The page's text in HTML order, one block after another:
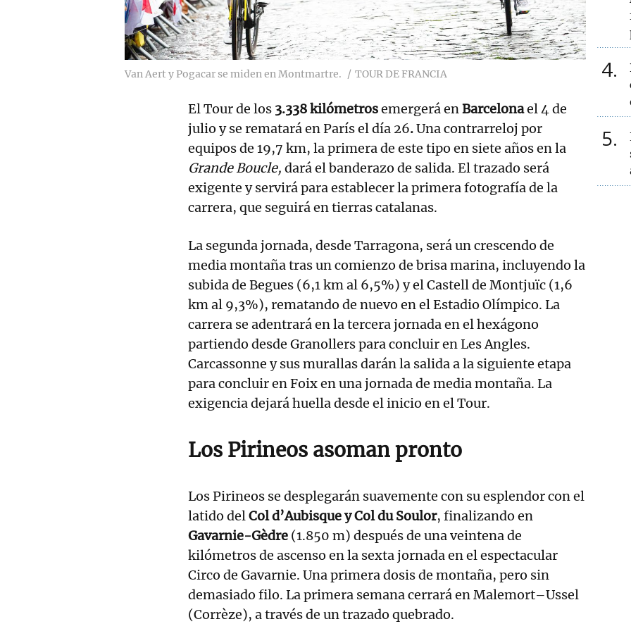
Van Aert y Pogacar se miden en Montmartre. TOUR DE FRANCIA
El Tour de los 3.338 kilómetrosemergerá enBarcelonael 4 de
julio y se rematará en París el día 26.Una contrarreloj por
equipos de 19,7 km, la primera de este tipo en siete años en la
Grande Boucle, dará el banderazo de salida. El trazado será
exigente y servirá para establecer la primera fotografía de la
carrera, que seguirá en tierras catalanas.
La segunda jornada, desde Tarragona, será un crescendo de
media montaña tras un comienzo de brisa marina, incluyendo la
subida de Begues (6,1 km al 6,5%) y el Castell de Montjuïc (1,6
km al 9,3%), rematando de nuevo en el Estadio Olímpico. La
carrera se adentrará en la tercera jornada en el hexágono
partiendo desde Granollers para concluir en Les Angles.
Carcassonne y sus murallas darán la salida a la siguiente etapa
para concluir en Foix en una jornada de media montaña. La
exigencia dejará huella desde el inicio en el Tour.
Los Pirineos asoman pronto
Los Pirineos se desplegarán suavemente con su esplendor con el
latido delCol d’Aubisque y Col du Soulor, finalizando en
Gavarnie-Gèdre (1.850 m) después de una veintena de
kilómetros de ascenso en la sexta jornada en el espectacular
Circo de Gavarnie. Una primera dosis de montaña, pero sin
demasiado filo. La primera semana cerrará en Malemort–Ussel
(Corrèze), a través de un trazado quebrado.
4
5